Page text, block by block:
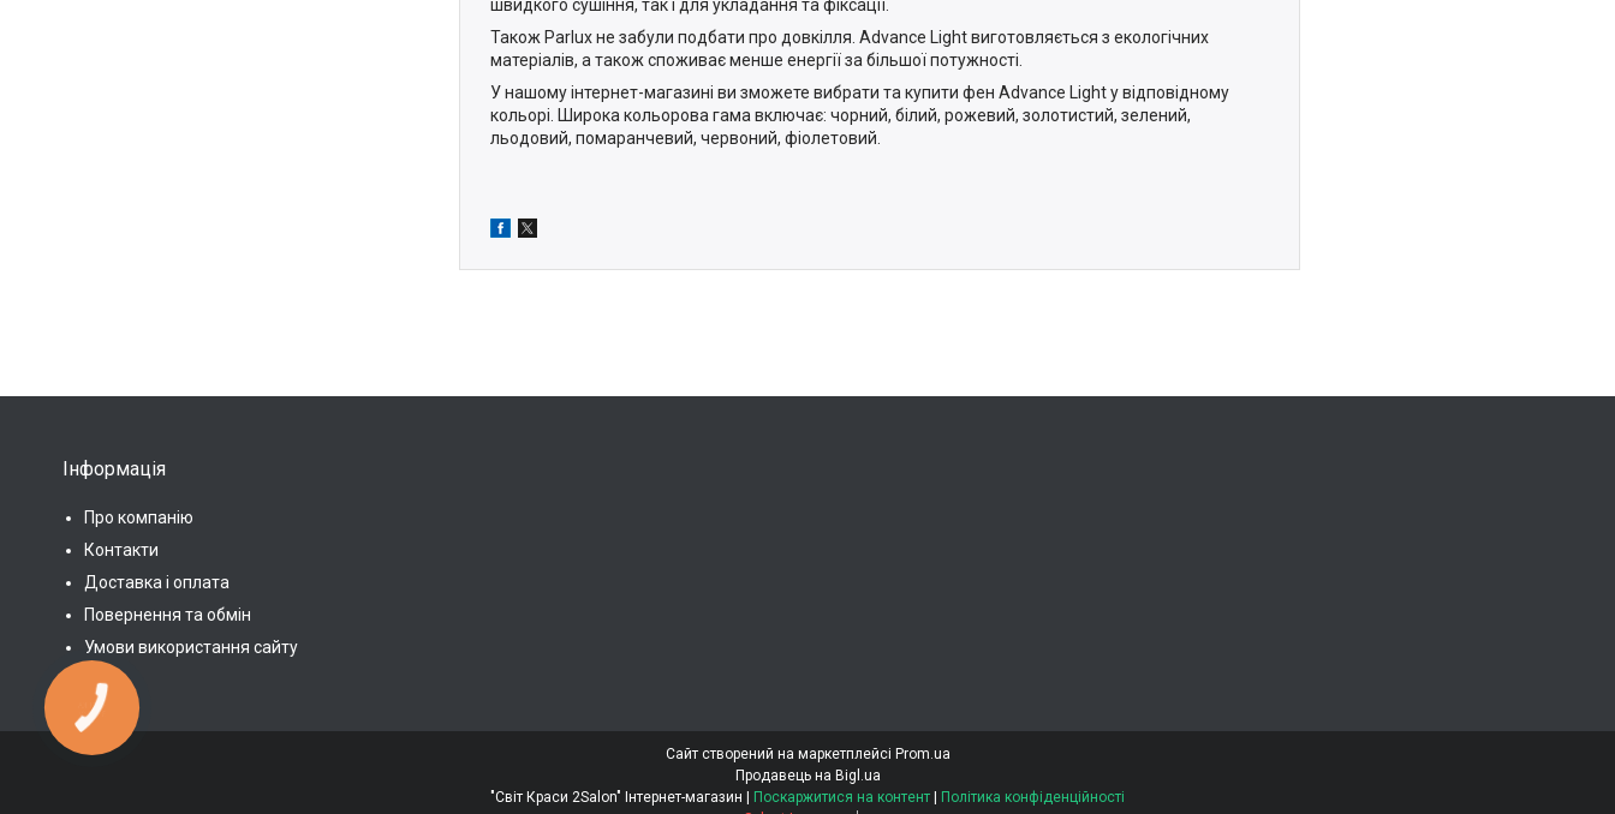
швидкого сушіння, так і для укладання та фіксації.
Також Parlux не забули подбати про довкілля. Advance Light виготовляється з екологічних
матеріалів, а також споживає менше енергії за більшої потужності.
У нашому інтернет-магазині ви зможете вибрати та купити фен Advance Light у відповідному
кольорі. Широка кольорова гама включає: чорний, білий, рожевий, золотистий, зелений,
льодовий, помаранчевий, червоний, фіолетовий.
Інформація
Про компанію
Контакти
Доставка і оплата
Повернення та обмін
Умови використання сайту
Сайт створений на маркетплейсі Prom.ua
Продавець на Bigl.ua
"Світ Краси 2Salon" Інтернет-магазин | Поскаржитися на контент | Політика конфіденційності
КНОПКА
ЗВ'ЯЗКУ